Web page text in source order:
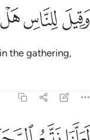
وقيل للناس هل انتم
وَقِيلَ لِلنَّاسِ هَلْ أَنتُم
ﳖﳗﳘ
the gathering,
لعلنا نتبع السحرة ان